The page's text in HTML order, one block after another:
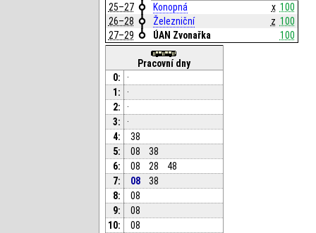
25–27 Konopná x 100
26–28
Železniční z 100
27–29
ÚAN Zvonařka 100
Pracovní dny
0:
·
1:
·
2:
·
3:
·
4:
38
5:
08
38
6:
08 28
48
7:
08
38
8:
08
9:
08
10:
08